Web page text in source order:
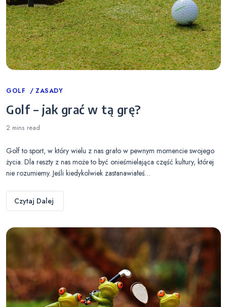
Categories
GOLF ZASADY
Golf – jak grać w tą grę?
2 mins read
Golf to sport, w który wielu z nas grało w pewnym momencie swojego
życia. Dla reszty z nas może to być onieśmielająca część kultury, której
nie rozumiemy. Jeśli kiedykolwiek zastanawiałeś…
Czytaj Dalej